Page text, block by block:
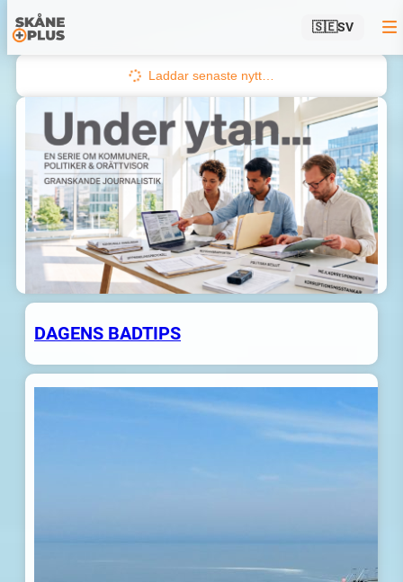
Hoppa
🇸🇪SV
Laddar senaste nytt…
DAGENS BADTIPS